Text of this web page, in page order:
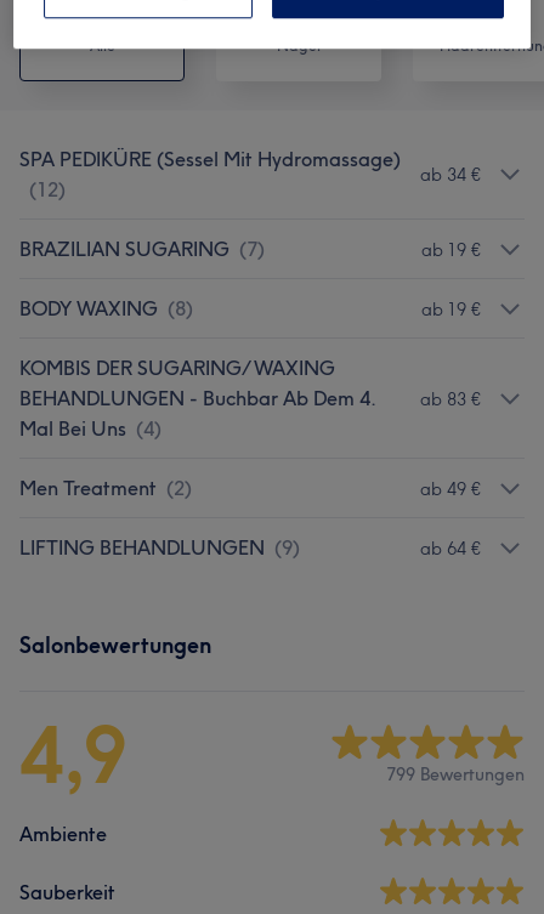
Alle Nägel
SPA PEDIKÜRE (Sessel Mit Hydromassage)
(12)
ab 34 €
BRAZILIAN SUGARING (7) ab 19 €
BODY WAXING (8) ab 19 €
KOMBIS DER SUGARING/ WAXING
BEHANDLUNGEN - Buchbar Ab Dem 4.
Mal Bei Uns (4)
ab 83 €
Men Treatment (2) ab 49 €
LIFTING BEHANDLUNGEN (9) ab 64 €
Salonbewertungen
4,9 799 Bewertungen
Ambiente
Sauberkeit